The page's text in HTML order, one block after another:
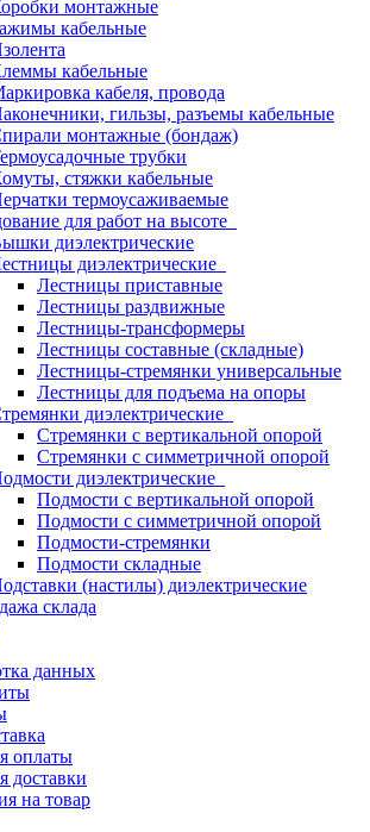
монтажные
кабельные
кабельные
кабеля, провода
гильзы, разъемы кабельные
монтажные (бондаж)
трубки
стяжки кабельные
термоусаживаемые
для работ на высоте
диэлектрические
диэлектрические
Лестницы приставные
Лестницы раздвижные
Лестницы-трансформеры
Лестницы составные (складные)
Лестницы-стремянки универсальные
Лестницы для подъема на опоры
диэлектрические
Стремянки с вертикальной опорой
Стремянки с симметричной опорой
диэлектрические
Подмости с вертикальной опорой
Подмости с симметричной опорой
Подмости-стремянки
Подмости складные
(настилы) диэлектрические
склада
данных
оплаты
доставки
на товар